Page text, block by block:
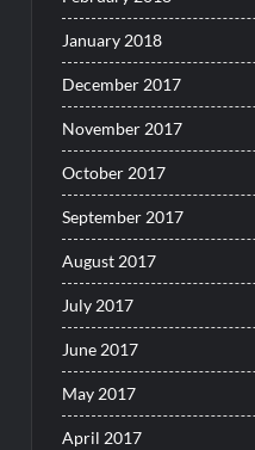
January 2018
December 2017
November 2017
October 2017
September 2017
August 2017
July 2017
June 2017
May 2017
April 2017